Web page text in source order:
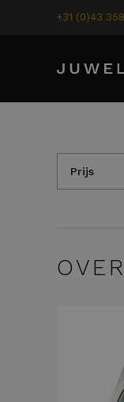
+31 (0)43
Prijs